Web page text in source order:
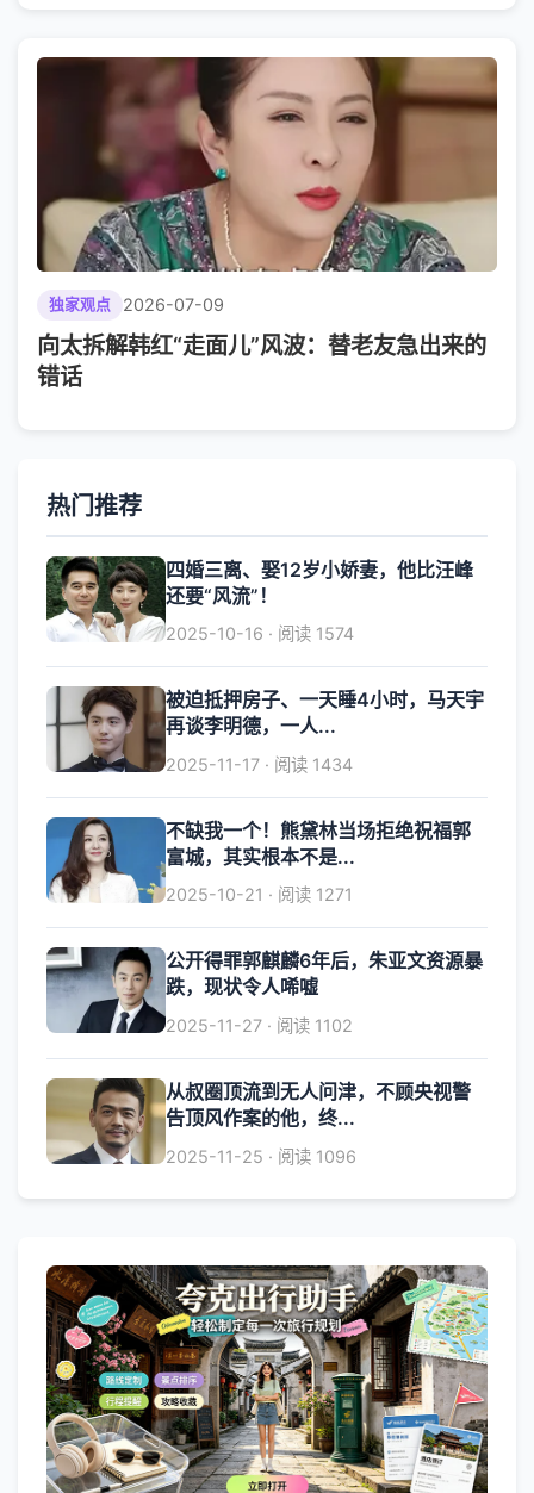
独家观点 2026-07-09
向太拆解韩红“走面儿”风波：替老友急出来的
错话
热门推荐
四婚三离、娶12岁小娇妻，他比汪峰
还要“风流”！
2025-10-16 · 阅读 1574
被迫抵押房子、一天睡4小时，马天宇
再谈李明德，一人...
2025-11-17 · 阅读 1434
不缺我一个！熊黛林当场拒绝祝福郭
富城，其实根本不是...
2025-10-21 · 阅读 1271
公开得罪郭麒麟6年后，朱亚文资源暴
跌，现状令人唏嘘
2025-11-27 · 阅读 1102
从叔圈顶流到无人问津，不顾央视警
告顶风作案的他，终...
2025-11-25 · 阅读 1096